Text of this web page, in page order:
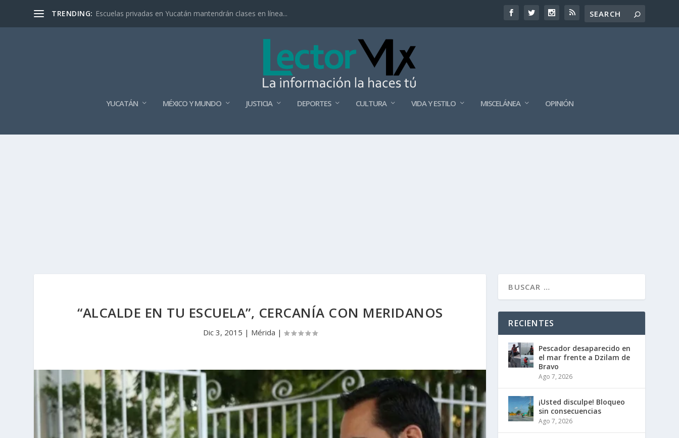
TRENDING: Escuelas privadas en Yucatán mantendrán clases en línea...
YUCATÁN MÉXICO Y MUNDO JUSTICIA DEPORTES CULTURA VIDA Y ESTILO MISCELÁNEA OPINIÓN
“ALCALDE EN TU ESCUELA”, CERCANÍA CON MERIDANOS
Dic 3, 2015 | Mérida |
RECIENTES
Pescador desaparecido en
el mar frente a Dzilam de
Bravo
Ago 7, 2026
¡Usted disculpe! Bloqueo
sin consecuencias
Ago 7, 2026